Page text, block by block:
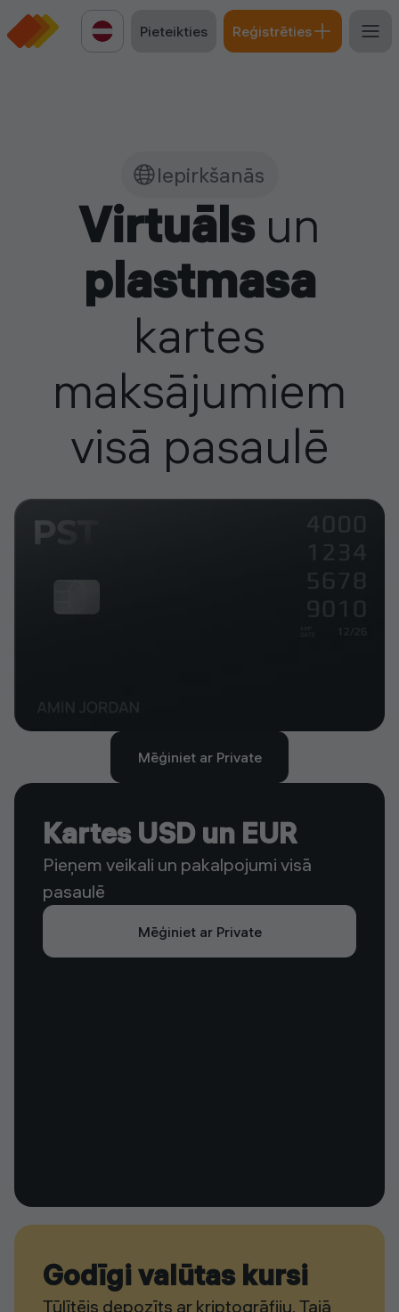
Pieteikties Reģistrēties
Iepirkšanās
Virtuāls un
plastmasa
kartes
maksājumiem
visā pasaulē
Mēģiniet ar Private
Kartes USD un EUR
Pieņem veikali un pakalpojumi visā
pasaulē
Mēģiniet ar Private
Godīgi valūtas kursi
Tūlītējs depozīts ar kriptogrāfiju. Tajā